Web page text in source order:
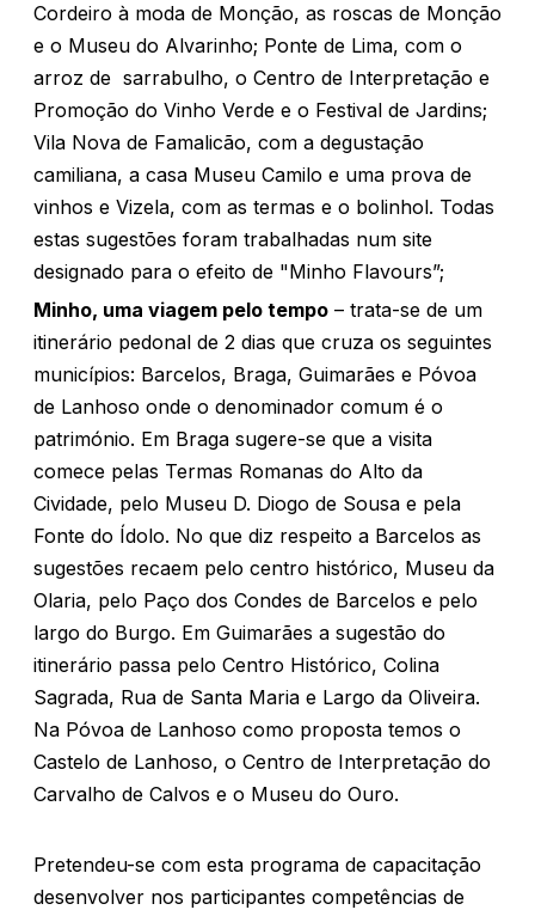
Cordeiro à moda de Monção, as roscas de Monção
e o Museu do Alvarinho; Ponte de Lima, com o
arroz de sarrabulho, o Centro de Interpretação e
Promoção do Vinho Verde e o Festival de Jardins;
Vila Nova de Famalicão, com a degustação
camiliana, a casa Museu Camilo e uma prova de
vinhos e Vizela, com as termas e o bolinhol. Todas
estas sugestões foram trabalhadas num site
designado para o efeito de "Minho Flavours”;
Minho, uma viagem pelo tempo – trata-se de um
itinerário pedonal de 2 dias que cruza os seguintes
municípios: Barcelos, Braga, Guimarães e Póvoa
de Lanhoso onde o denominador comum é o
património. Em Braga sugere-se que a visita
comece pelas Termas Romanas do Alto da
Cividade, pelo Museu D. Diogo de Sousa e pela
Fonte do Ídolo. No que diz respeito a Barcelos as
sugestões recaem pelo centro histórico, Museu da
Olaria, pelo Paço dos Condes de Barcelos e pelo
largo do Burgo. Em Guimarães a sugestão do
itinerário passa pelo Centro Histórico, Colina
Sagrada, Rua de Santa Maria e Largo da Oliveira.
Na Póvoa de Lanhoso como proposta temos o
Castelo de Lanhoso, o Centro de Interpretação do
Carvalho de Calvos e o Museu do Ouro.
Pretendeu-se com esta programa de capacitação
desenvolver nos participantes competências de